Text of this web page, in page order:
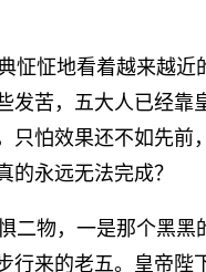
怔地看着越来越近
发苦，五大人已经靠
只怕效果还不如先前
的永远无法完成？
二物，一是那个黑黑
行来的老五。皇帝陛